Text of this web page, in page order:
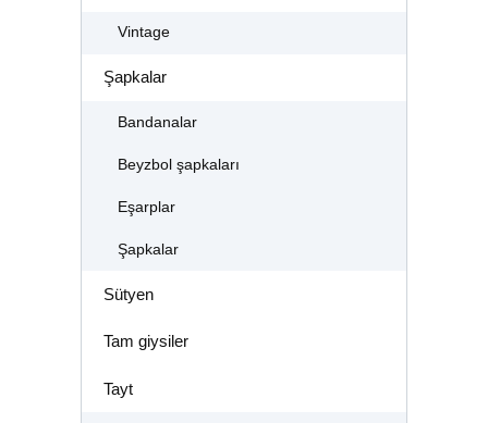
Vintage
Şapkalar
Bandanalar
Beyzbol şapkaları
Eşarplar
Şapkalar
Sütyen
Tam giysiler
Tayt